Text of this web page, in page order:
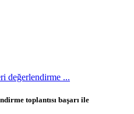
değerlendirme ...
toplantısı başarı ile